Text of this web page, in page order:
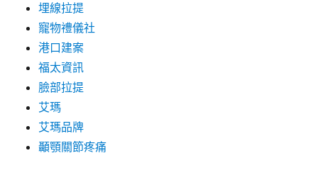
埋線拉提
寵物禮儀社
港口建案
福太資訊
臉部拉提
艾瑪
艾瑪品牌
顳顎關節疼痛